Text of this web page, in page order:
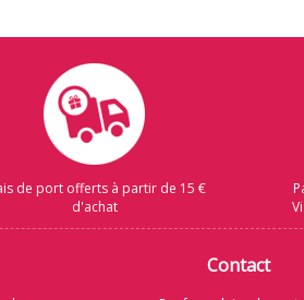
de port offerts à partir de 15 €
d'achat
Contact